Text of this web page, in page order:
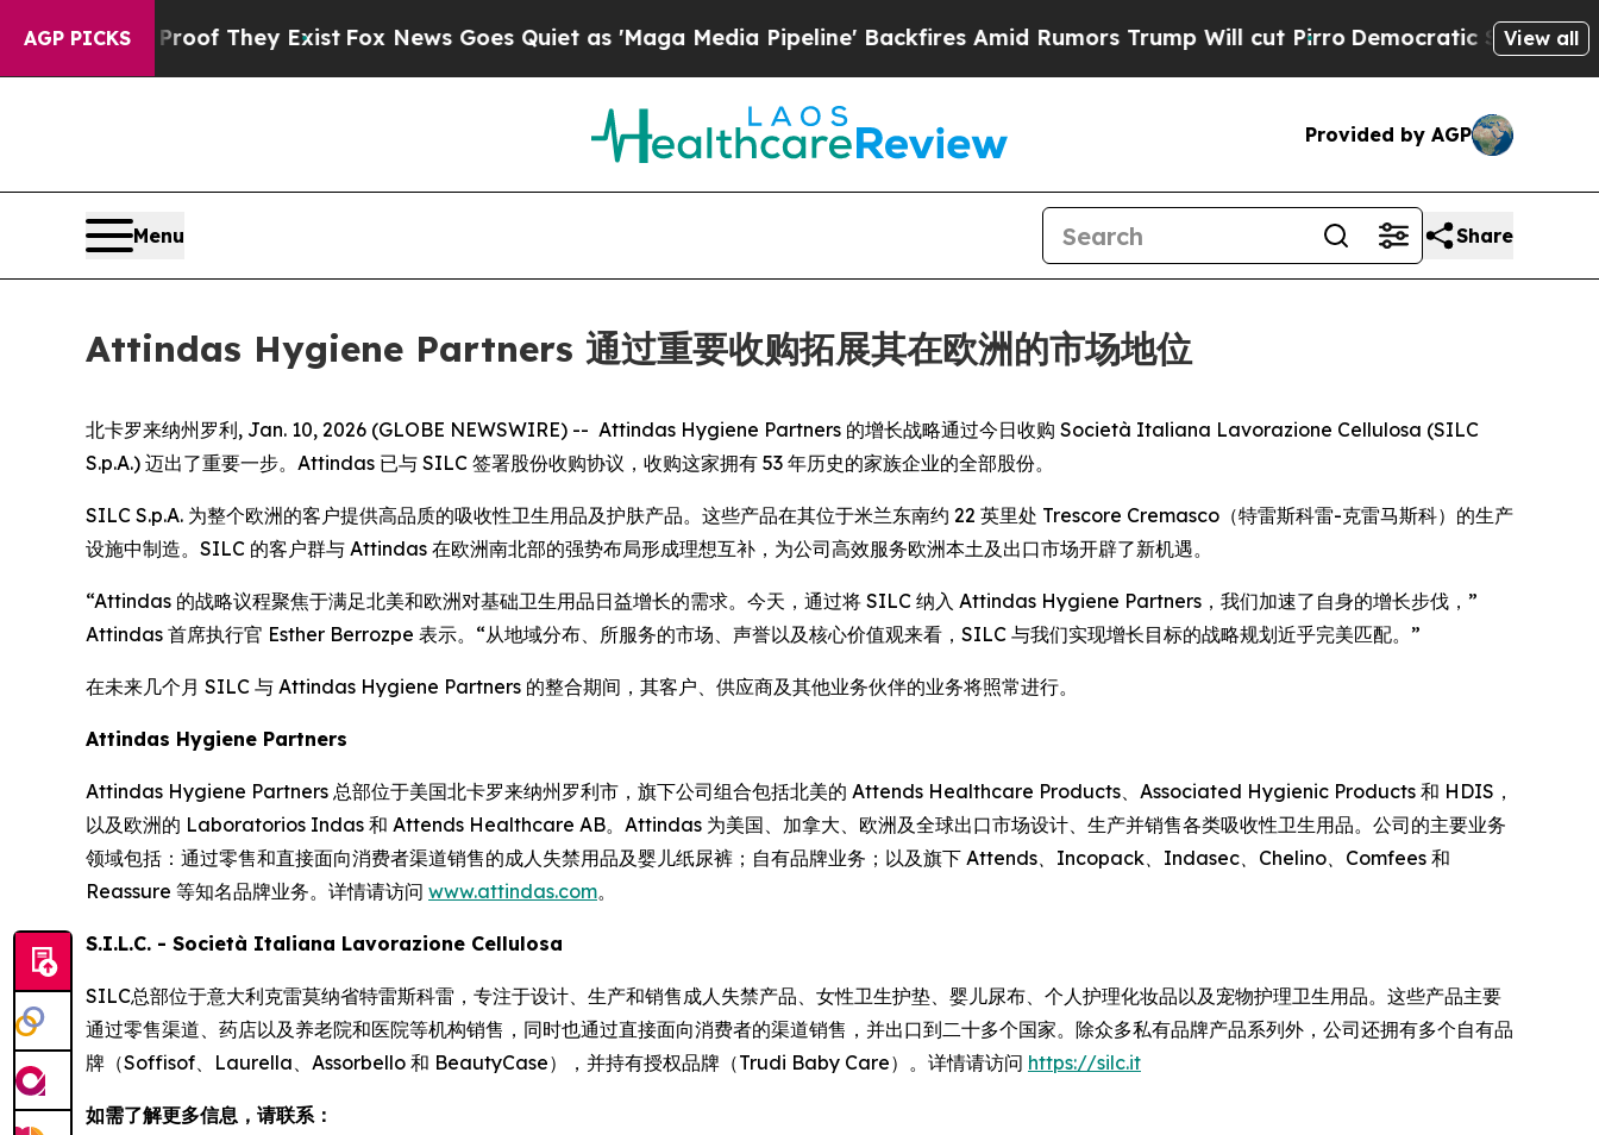
AGP PICKS
no Proof They ExistFox News Goes Quiet as 'Maga Media Pipeline' Backfires Amid Rumors Trump Will cut PirroDemocratic Socialists of
View all
Provided by AGP
Menu Share
Attindas Hygiene Partners 通过重要收购拓展其在欧洲的市场地位
北卡罗来纳州罗利, Jan. 10, 2026 (GLOBE NEWSWIRE) -- Attindas Hygiene Partners 的增长战略通过今日收购 Società Italiana Lavorazione Cellulosa (SILC
S.p.A.) 迈出了重要一步。Attindas 已与 SILC 签署股份收购协议，收购这家拥有 53 年历史的家族企业的全部股份。
SILC S.p.A. 为整个欧洲的客户提供高品质的吸收性卫生用品及护肤产品。这些产品在其位于米兰东南约 22 英里处 Trescore Cremasco（特雷斯科雷-克雷马斯科）的生产
设施中制造。SILC 的客户群与 Attindas 在欧洲南北部的强势布局形成理想互补，为公司高效服务欧洲本土及出口市场开辟了新机遇。
“Attindas 的战略议程聚焦于满足北美和欧洲对基础卫生用品日益增长的需求。今天，通过将 SILC 纳入 Attindas Hygiene Partners，我们加速了自身的增长步伐，”
Attindas 首席执行官 Esther Berrozpe 表示。“从地域分布、所服务的市场、声誉以及核心价值观来看，SILC 与我们实现增长目标的战略规划近乎完美匹配。”
在未来几个月 SILC 与 Attindas Hygiene Partners 的整合期间，其客户、供应商及其他业务伙伴的业务将照常进行。
Attindas Hygiene Partners
Attindas Hygiene Partners 总部位于美国北卡罗来纳州罗利市，旗下公司组合包括北美的 Attends Healthcare Products、Associated Hygienic Products 和 HDIS，
以及欧洲的 Laboratorios Indas 和 Attends Healthcare AB。Attindas 为美国、加拿大、欧洲及全球出口市场设计、生产并销售各类吸收性卫生用品。公司的主要业务
领域包括：通过零售和直接面向消费者渠道销售的成人失禁用品及婴儿纸尿裤；自有品牌业务；以及旗下 Attends、Incopack、Indasec、Chelino、Comfees 和
Reassure 等知名品牌业务。详情请访问 www.attindas.com。
S.I.L.C. - Società Italiana Lavorazione Cellulosa
SILC总部位于意大利克雷莫纳省特雷斯科雷，专注于设计、生产和销售成人失禁产品、女性卫生护垫、婴儿尿布、个人护理化妆品以及宠物护理卫生用品。这些产品主要
通过零售渠道、药店以及养老院和医院等机构销售，同时也通过直接面向消费者的渠道销售，并出口到二十多个国家。除众多私有品牌产品系列外，公司还拥有多个自有品
牌（Soffisof、Laurella、Assorbello 和 BeautyCase），并持有授权品牌（Trudi Baby Care）。详情请访问 https://silc.it
如需了解更多信息，请联系：